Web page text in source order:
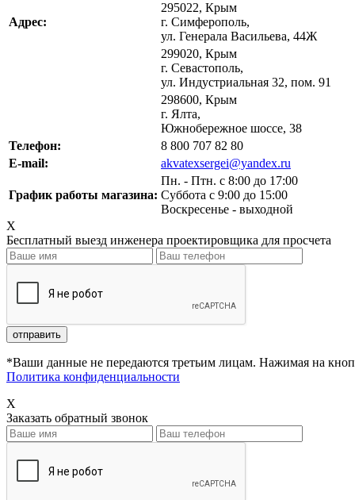
Адрес:
295022, Крым
г. Симферополь,
ул. Генерала Васильева, 44Ж
299020, Крым
г. Севастополь,
ул. Индустриальная 32, пом. 91
298600, Крым
г. Ялта,
Южнобережное шоссе, 38
Телефон:
8 800 707 82 80
E-mail:
akvatexsergei@yandex.ru
График работы магазина:
Пн. - Птн. с 8:00 до 17:00
Суббота с 9:00 до 15:00
Воскресенье - выходной
X
Бесплатный выезд инженера проектировщика для просчета
*Ваши данные не передаются третьим лицам. Нажимая на
Политика конфиденциальности
X
Заказать обратный звонок